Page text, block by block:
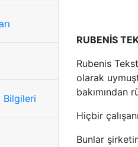
RUBENİS
Rubenis
olarak
bakımından
Hiçbir
Bunlar
Bilgileri